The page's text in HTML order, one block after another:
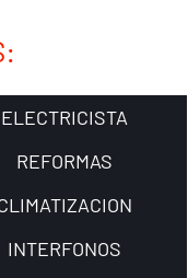
ELECTRICISTA
REFORMAS
INTERFONOS